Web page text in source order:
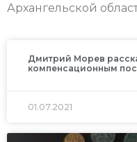
Архангельской
Дмитрий Морев
компенсационным
01.07.2021